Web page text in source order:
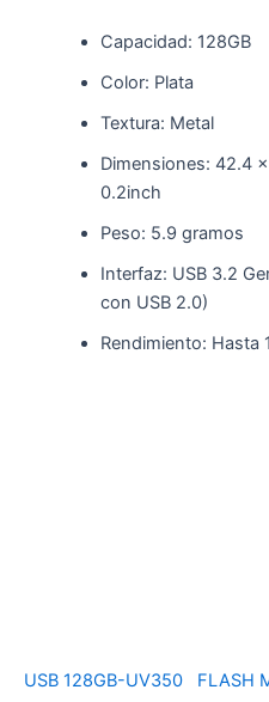
Capacidad: 128GB
Color: Plata
Textura: Metal
Dimensiones: 42.4
0.2inch
Peso: 5.9 gramos
Interfaz: USB 3.2
con USB 2.0)
Rendimiento: Hasta
USB 128GB-UV350 FLASH